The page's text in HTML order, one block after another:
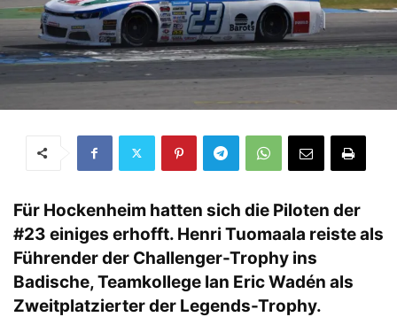
Für Hockenheim hatten sich die Piloten der
#23 einiges erhofft. Henri Tuomaala reiste als
Führender der Challenger-Trophy ins
Badische, Teamkollege Ian Eric Wadén als
Zweitplatzierter der Legends-Trophy.